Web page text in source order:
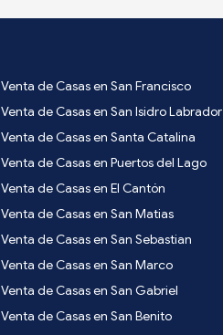
Venta de Casas en San Francisco
Venta de Casas en San Isidro Labrador
Venta de Casas en Santa Catalina
Venta de Casas en Puertos del Lago
Venta de Casas en El Cantón
Venta de Casas en San Matias
Venta de Casas en San Sebastian
Venta de Casas en San Marco
Venta de Casas en San Gabriel
Venta de Casas en San Benito